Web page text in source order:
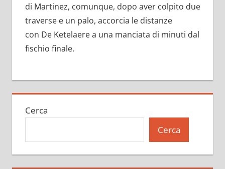
di Martinez, comunque, dopo aver colpito due
traverse e un palo, accorcia le distanze
con De Ketelaere a una manciata di minuti dal
fischio finale.
Cerca
Cerca